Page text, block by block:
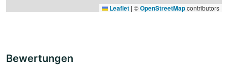
Leaflet | ©OpenStreetMapcontributors
Bewertungen